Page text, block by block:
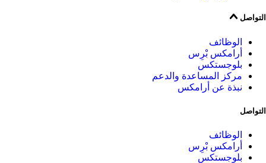
التواصل
الوظائف
أرامكس بْرِس
بلوجستكس
مركز المساعدة والدعم
نبذة عن أرامكس
التواصل
الوظائف
أرامكس بْرِس
بلوجستكس